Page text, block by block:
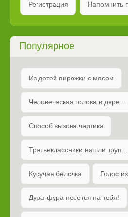
Регистрация Напомнить
Популярное
Из детей пирожки с мясом
Человеческая голова в дере...
Способ вызова чертика
Третьеклассники нашли труп...
Кусучая белочка Голос
Дура-фура несется на тебя!